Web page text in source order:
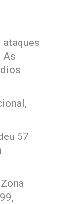
ataques
As
57